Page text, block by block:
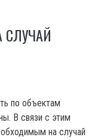
по объектам
В связи с этим
на случай